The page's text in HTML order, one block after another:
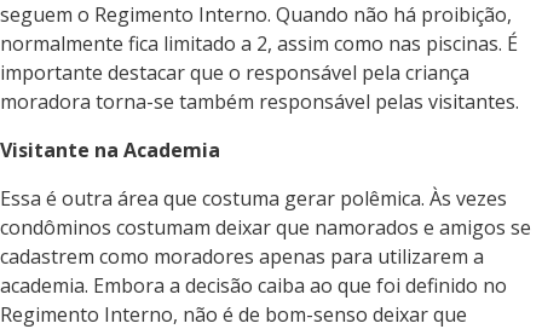
seguem o Regimento Interno. Quando não há proibição,
normalmente fica limitado a 2, assim como nas piscinas. É
importante destacar que o responsável pela criança
moradora torna-se também responsável pelas visitantes.
Visitante na Academia
Essa é outra área que costuma gerar polêmica. Às vezes
condôminos costumam deixar que namorados e amigos se
cadastrem como moradores apenas para utilizarem a
academia. Embora a decisão caiba ao que foi definido no
Regimento Interno, não é de bom-senso deixar que